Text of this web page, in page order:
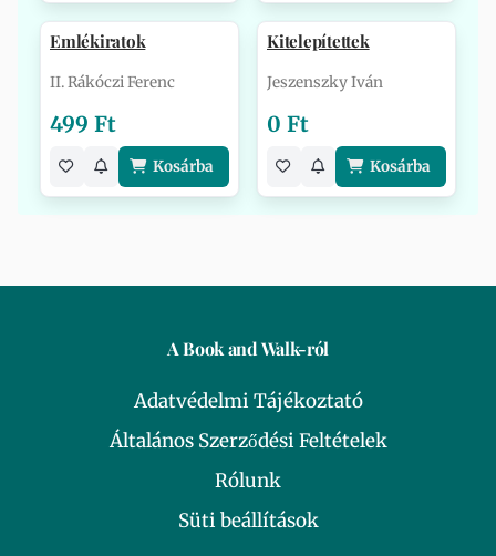
Emlékiratok
II. Rákóczi Ferenc
499 Ft
Kosárba
Kitelepítettek
Jeszenszky Iván
0 Ft
Kosárba
A Book and Walk-ról
Adatvédelmi Tájékoztató
Általános Szerződési Feltételek
Rólunk
Süti beállítások